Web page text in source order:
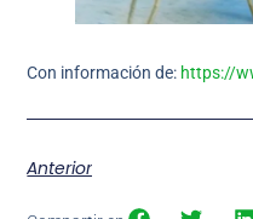
Con información de: https://
Anterior